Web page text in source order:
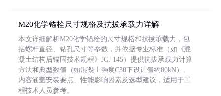
M20化学锚栓尺寸规格及抗拔承载力详解
本文详细解析M20化学锚栓的尺寸规格和抗拔承载力，包
括螺杆直径、钻孔尺寸等参数，并依据专业标准（如《混
凝土结构后锚固技术规程》JGJ 145）提供抗拔承载力计算
方法和典型数值（如混凝土强度C30下设计值约80kN）。
内容涵盖安装要点、性能影响因素及选型建议，适用于工
程技术人员参考。